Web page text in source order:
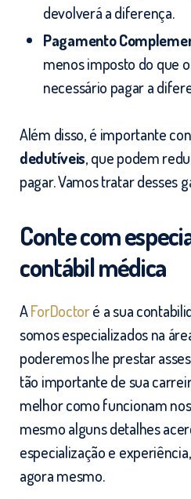
devolverá a diferença.
Pagamento
menos imposto do que
necessário pagar a
Além disso, é importante
dedutíveis, que podem
pagar. Vamos tratar desses
Conte com
contábil médica
AForDoctoré a sua
somos especializados na
poderemos lhe prestar
tão importante de sua
melhor como funcionam
mesmo alguns detalhes
especialização e
agora mesmo.